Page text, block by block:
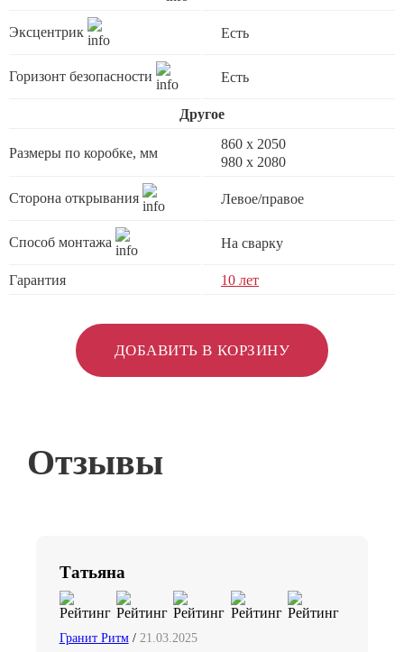
Эксцентрик Есть
Горизонт безопасности Есть
Другое
Размеры по коробке, мм
860 х 2050
980 x 2080
Сторона открывания Левое/правое
Способ монтажа На сварку
Гарантия 10 лет
ДОБАВИТЬ В КОРЗИНУ
Отзывы
Татьяна
Гранит Ритм/ 21.03.2025